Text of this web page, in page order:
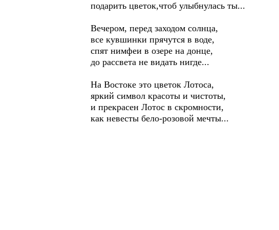
подарить цветок,чтоб улыбнулась ты...
Вечером, перед заходом солнца,
все кувшинки прячутся в воде,
спят нимфеи в озере на донце,
до рассвета не видать нигде...
На Востоке это цветок Лотоса,
яркий символ красоты и чистоты,
и прекрасен Лотос в скромности,
как невесты бело-розовой мечты...